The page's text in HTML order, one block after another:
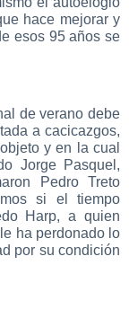
hace mejorar y
esos 95 años se
de verano debe
a cacicazgos,
y en la cual
Jorge Pasquel,
Pedro Treto
si el tiempo
Harp, a quien
ha perdonado lo
por su condición